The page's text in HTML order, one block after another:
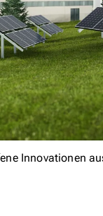
Innovationen